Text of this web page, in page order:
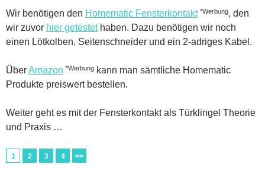
Wir benötigen den Homematic Fensterkontakt *Werbung, den
wir zuvor hier getestethaben. Dazu benötigen wir noch
einen Lötkolben, Seitenschneider und ein 2-adriges Kabel.
ÜberAmazon *Werbung kann man sämtliche Homematic
Produkte preiswert bestellen.
Weiter geht es mit der Fensterkontakt als Türklingel Theorie
und Praxis …
1 2 3 4 >>